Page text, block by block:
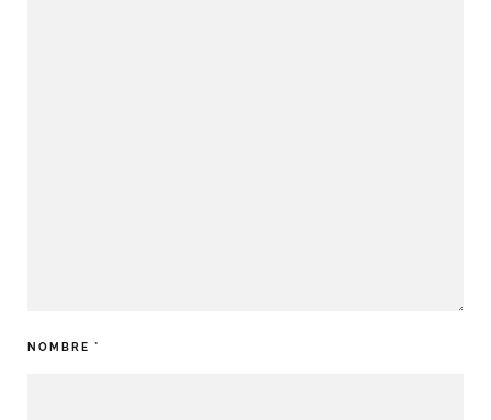
NOMBRE *